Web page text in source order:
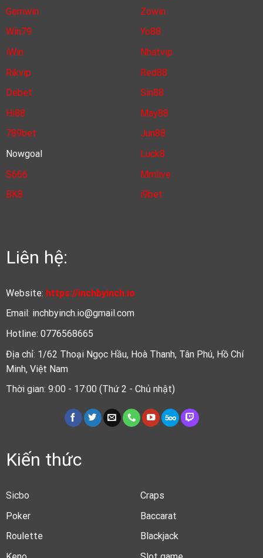
Gemwin
Win79
iWin
Rikvip
Debet
Hi88
789bet
Nowgoal
S666
BK8
Zowin
Yo88
Nhatvip
Red88
Sin88
May88
Jun88
Luck8
Mmlive
i9bet
Liên hệ:
Website: https://inchbyinch.io
Email: inchbyinch.io@gmail.com
Hotline: 0776568665
Địa chỉ: 1/62 Thoại Ngọc Hầu, Hoà Thanh, Tân Phú, Hồ Chí
Minh, Việt Nam
Thời gian: 9:00 - 17:00 (Thứ 2 - Chủ nhật)
Kiến thức
Sicbo
Poker
Roulette
Craps
Baccarat
Blackjack